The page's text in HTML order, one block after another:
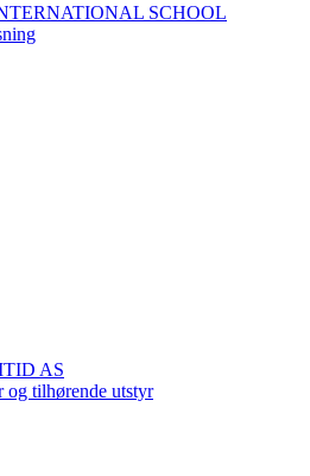
SCHOOL
AS
og tilhørende utstyr